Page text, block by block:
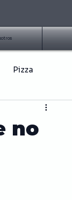
Pizza
no